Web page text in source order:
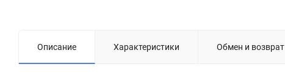
Описание Характеристики Обмен и возврат